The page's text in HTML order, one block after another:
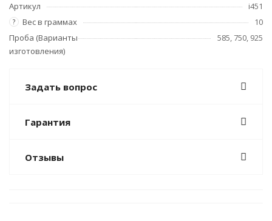
Артикул i451
? Вес в граммах
10
Проба (Варианты
изготовления)
585, 750, 925
Задать вопрос
Гарантия
Отзывы